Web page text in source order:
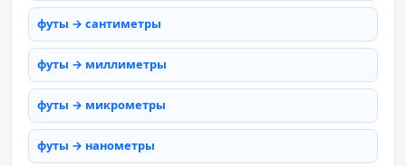
футы → сантиметры
футы → миллиметры
футы → микрометры
футы → нанометры